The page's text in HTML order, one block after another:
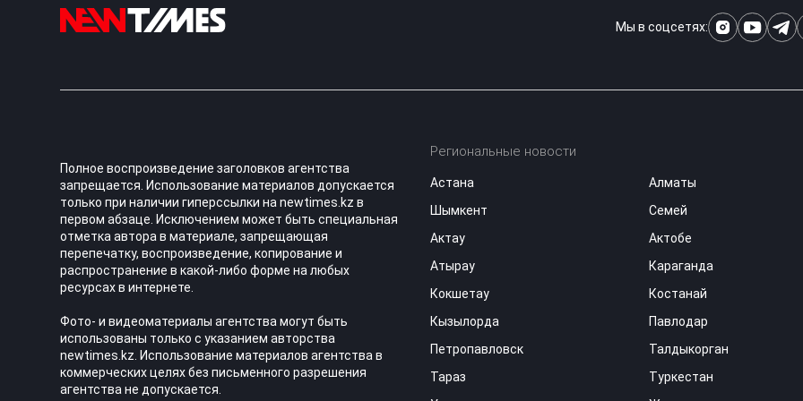
Мы в соцсетях:
Полное воспроизведение заголовков агентства
запрещается. Использование материалов допускается
только при наличии гиперссылки на newtimes.kz в
первом абзаце. Исключением может быть специальная
отметка автора в материале, запрещающая
перепечатку, воспроизведение, копирование и
распространение в какой-либо форме на любых
ресурсах в интернете.
Фото- и видеоматериалы агентства могут быть
использованы только с указанием авторства
newtimes.kz. Использование материалов агентства в
коммерческих целях без письменного разрешения
агентства не допускается.
Региональные новости
Астана
Алматы
Шымкент
Семей
Актау
Актобе
Атырау
Караганда
Кокшетау
Костанай
Кызылорда
Павлодар
Петропавловск
Талдыкорган
Тараз
Туркестан